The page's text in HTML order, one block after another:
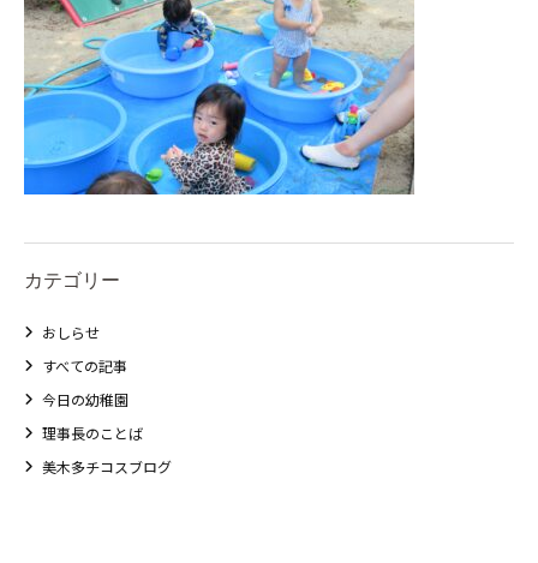
カテゴリー
おしらせ
すべての記事
今日の幼稚園
理事長のことば
美木多チコスブログ
2歳児ひとり登園［ゆず組 ]
グループ施設・
関係先リンク
学校法⼈鴨⾕学園 鳳幼稚園
⼤阪府私⽴幼稚園連盟
社会福祉法人野田福祉会